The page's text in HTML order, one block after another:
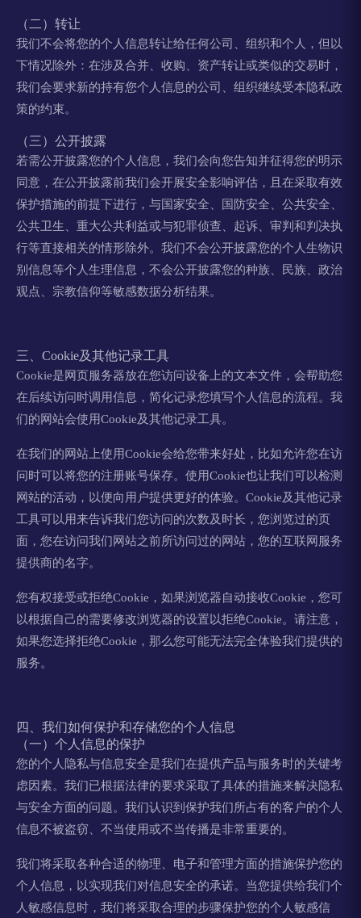
（二）转让
我们不会将您的个人信息转让给任何公司、组织和个人，但以
下情况除外：在涉及合并、收购、资产转让或类似的交易时，
我们会要求新的持有您个人信息的公司、组织继续受本隐私政
策的约束。
（三）公开披露
若需公开披露您的个人信息，我们会向您告知并征得您的明示
同意，在公开披露前我们会开展安全影响评估，且在采取有效
保护措施的前提下进行，与国家安全、国防安全、公共安全、
公共卫生、重大公共利益或与犯罪侦查、起诉、审判和判决执
行等直接相关的情形除外。我们不会公开披露您的个人生物识
别信息等个人生理信息，不会公开披露您的种族、民族、政治
观点、宗教信仰等敏感数据分析结果。
三、Cookie及其他记录工具
Cookie是网页服务器放在您访问设备上的文本文件，会帮助您
在后续访问时调用信息，简化记录您填写个人信息的流程。我
们的网站会使用Cookie及其他记录工具。
在我们的网站上使用Cookie会给您带来好处，比如允许您在访
问时可以将您的注册账号保存。使用Cookie也让我们可以检测
网站的活动，以便向用户提供更好的体验。Cookie及其他记录
工具可以用来告诉我们您访问的次数及时长，您浏览过的页
面，您在访问我们网站之前所访问过的网站，您的互联网服务
提供商的名字。
您有权接受或拒绝Cookie，如果浏览器自动接收Cookie，您可
以根据自己的需要修改浏览器的设置以拒绝Cookie。请注意，
如果您选择拒绝Cookie，那么您可能无法完全体验我们提供的
服务。
四、我们如何保护和存储您的个人信息
（一）个人信息的保护
您的个人隐私与信息安全是我们在提供产品与服务时的关键考
虑因素。我们已根据法律的要求采取了具体的措施来解决隐私
与安全方面的问题。我们认识到保护我们所占有的客户的个人
信息不被盗窃、不当使用或不当传播是非常重要的。
我们将采取各种合适的物理、电子和管理方面的措施保护您的
个人信息，以实现我们对信息安全的承诺。当您提供给我们个
人敏感信息时，我们将采取合理的步骤保护您的个人敏感信